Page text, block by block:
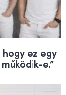
hogy ez egy
e.”